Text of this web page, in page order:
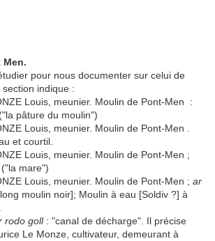
Men.
pour nous documenter sur celui de
indique :
Louis, meunier. Moulin de Pont-Men :
pâture du moulin")
Louis, meunier. Moulin de Pont-Men .
et courtil.
Louis, meunier. Moulin de Pont-Men ;
("la mare")
Louis, meunier. Moulin de Pont-Men ; ar
moulin noir]; Moulin à eau [Soldiv ?] à
rodo goll : "canal de décharge". Il précise
Le Monze, cultivateur, demeurant à